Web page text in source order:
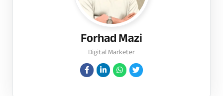
Forhad Mazi
Digital Marketer